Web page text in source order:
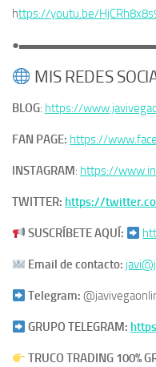
https://youtu.be/
MIS REDES
BLOG: https://
FAN PAGE: https://
INSTAGRAM: https://
TWITTER: https://
SUSCRÍBETE AQUÍ:
Email de contacto:
Telegram:
GRUPO TELEGRAM:
TRUCO TRADING 100%